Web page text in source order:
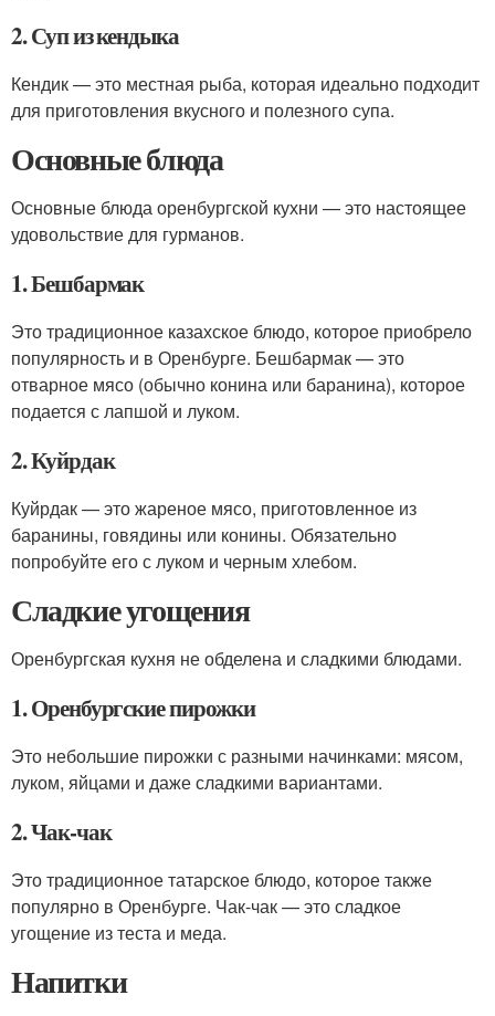
2. Суп из кендыка
Кендик — это местная рыба, которая идеально подходит
для приготовления вкусного и полезного супа.
Основные блюда
Основные блюда оренбургской кухни — это настоящее
удовольствие для гурманов.
1. Бешбармак
Это традиционное казахское блюдо, которое приобрело
популярность и в Оренбурге. Бешбармак — это
отварное мясо (обычно конина или баранина), которое
подается с лапшой и луком.
2. Куйрдак
Куйрдак — это жареное мясо, приготовленное из
баранины, говядины или конины. Обязательно
попробуйте его с луком и черным хлебом.
Сладкие угощения
Оренбургская кухня не обделена и сладкими блюдами.
1. Оренбургские пирожки
Это небольшие пирожки с разными начинками: мясом,
луком, яйцами и даже сладкими вариантами.
2. Чак-чак
Это традиционное татарское блюдо, которое также
популярно в Оренбурге. Чак-чак — это сладкое
угощение из теста и меда.
Напитки